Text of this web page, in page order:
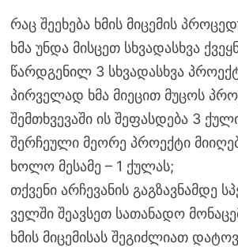
რაც შეეხება ხმის მიცემის
ხმა უნდა მისცეთ სხვადასხვა
წარდგენილ 3 სხვადასხვა
პირველად ხმა მიეცით მუცოს
შემთხვევაში ის შეფასდება 3
შერჩეული მეორე პროექტი
ხოლო მესამე – 1 ქულას;
თქვენი არჩევანის გაგზავნამდე
ველში შეავსეთ სათანადო
ხმის მიცემისას შეგიძლიათ